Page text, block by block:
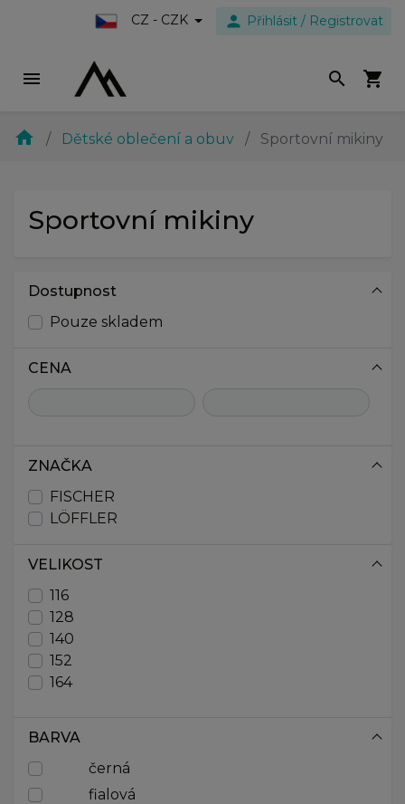
CZ - CZK person Přihlásit / Registrovat
menu search shopping_cart
home Dětské oblečení a obuv Sportovní mikiny
Sportovní mikiny
Dostupnost
Pouze skladem
CENA
ZNAČKA
FISCHER
LÖFFLER
VELIKOST
116
128
140
152
164
BARVA
černá
fialová